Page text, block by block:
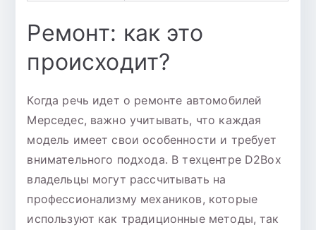
Ремонт: как это
происходит?
Когда речь идет о ремонте автомобилей
Мерседес, важно учитывать, что каждая
модель имеет свои особенности и требует
внимательного подхода. В техцентре D2Box
владельцы могут рассчитывать на
профессионализму механиков, которые
используют как традиционные методы, так